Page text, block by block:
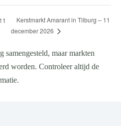
Kerstmarkt Amarant in Tilburg – 11
december 2026
maar markten
worden. Controleer altijd de